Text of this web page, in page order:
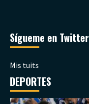
Sígueme en Twitter
Mis tuits
DEPORTES